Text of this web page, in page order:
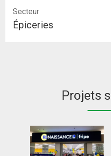
Secteur
Épiceries
Projets